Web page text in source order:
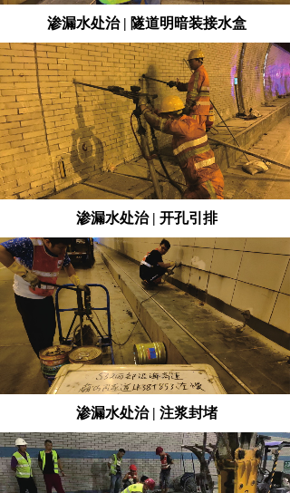
渗漏水处治 | 隧道明暗装接水盒
渗漏水处治 | 开孔引排
渗漏水处治 | 注浆封堵